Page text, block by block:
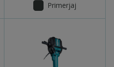
Primerjaj